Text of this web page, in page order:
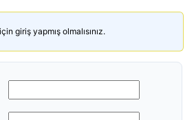
giriş yapmış olmalısınız.